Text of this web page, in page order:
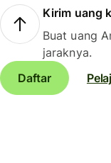
Kirim uang
Buat uang
jaraknya.
Daftar